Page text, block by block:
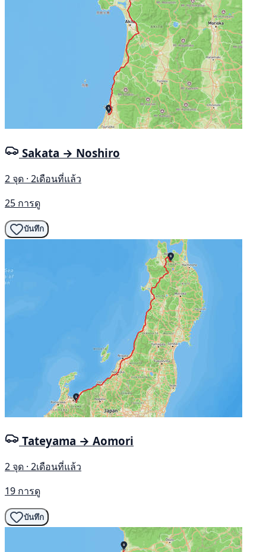
Sakata → Noshiro
2 จุด · 2เดือนที่แล้ว
25 การดู
บันทึก
Tateyama → Aomori
2 จุด · 2เดือนที่แล้ว
19 การดู
บันทึก